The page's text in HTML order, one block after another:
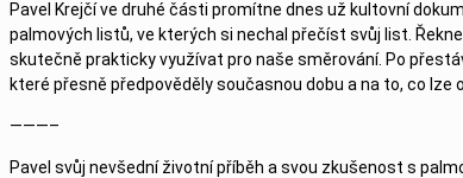
Pavel Krejčí ve druhé části promítne dnes už kultovní
palmových listů, ve kterých si nechal přečíst svůj list.
skutečně prakticky využívat pro naše směrování. Po
které přesně předpověděly současnou dobu a na to, co lze
———–
Pavel svůj nevšední životní příběh a svou zkušenost s